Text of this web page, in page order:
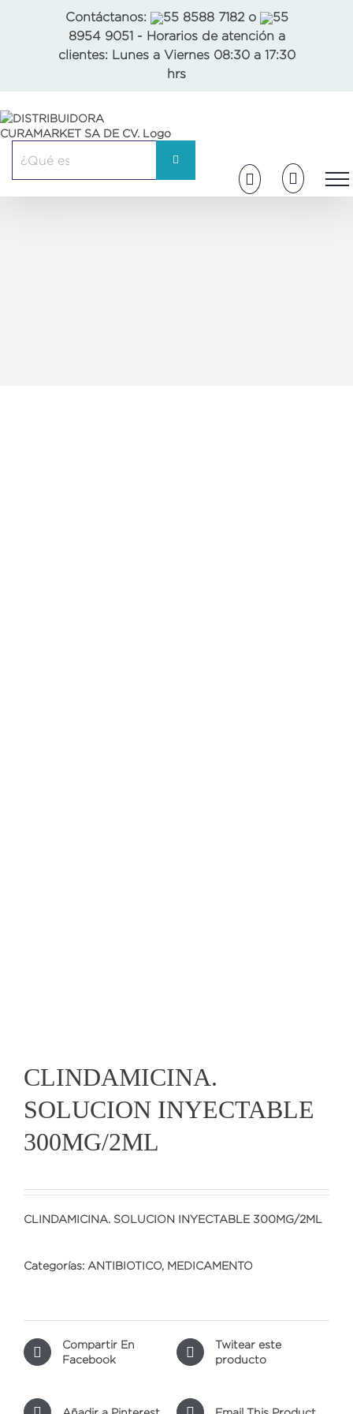
Contáctanos: 55 8588 7182o
55
8954 9051 - Horarios de atención a
clientes: Lunes a Viernes 08:30 a 17:30
hrs
CLINDAMICINA.
SOLUCION INYECTABLE
300MG/2ML
CLINDAMICINA. SOLUCION INYECTABLE 300MG/2ML
Categorías: ANTIBIOTICO, MEDICAMENTO
Compartir En
Facebook
Twitear este
producto